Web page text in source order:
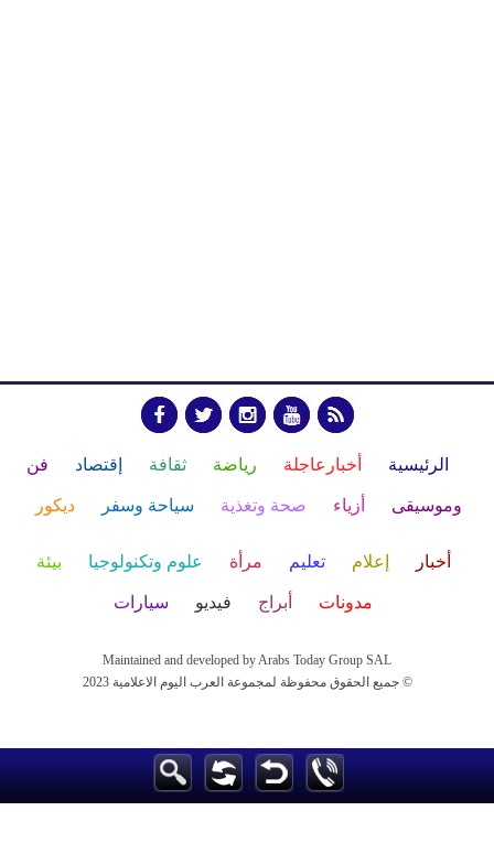
الرئيسية أخبارعاجلة رياضة ثقافة إقتصاد فن
وموسيقى أزياء صحة وتغذية سياحة وسفر ديكور
أخبار إعلام تعليم مرأة علوم وتكنولوجيا بيئة
مدونات أبراج فيديو سيارات
Maintained and developed by Arabs Today Group SAL
جميع الحقوق محفوظة لمجموعة العرب اليوم الاعلامية 2023 ©